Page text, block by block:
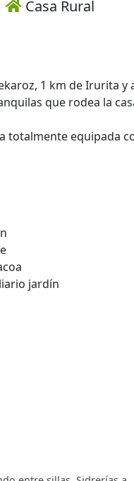
Casa Rural
1 km de Irurita y
que rodea la
totalmente equipada
planta). Salón con
de los
jardín